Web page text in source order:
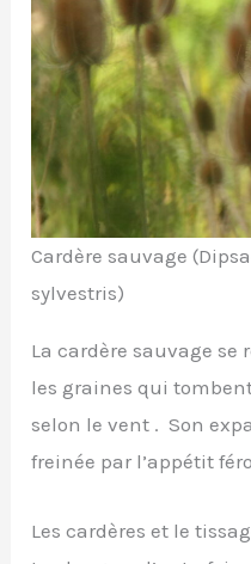
Cardère sauvage
sylvestris)
La cardère sauvage se
les graines qui
selon le vent . Son
freinée par l’appétit
Les cardères et le